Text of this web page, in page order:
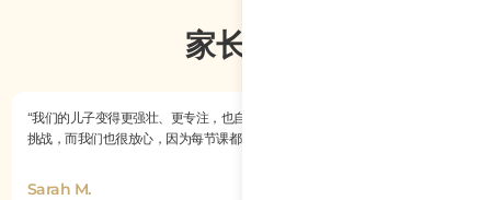
家长评价
“我们的儿子变得更强壮、更专注，也自信了许多。他非常喜欢课程中的游戏和
挑战，而我们也很放心，因为每节课都安全、有条理，并且适合他的年龄。”
Sarah M.